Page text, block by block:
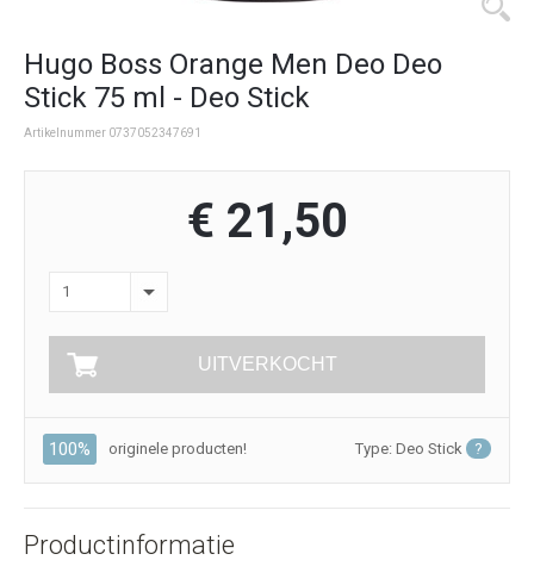
Hugo Boss Orange Men Deo Deo
Stick 75 ml - Deo Stick
Artikelnummer 0737052347691
€ 21,50
1
UITVERKOCHT
100% originele producten! Type: Deo Stick ?
Productinformatie